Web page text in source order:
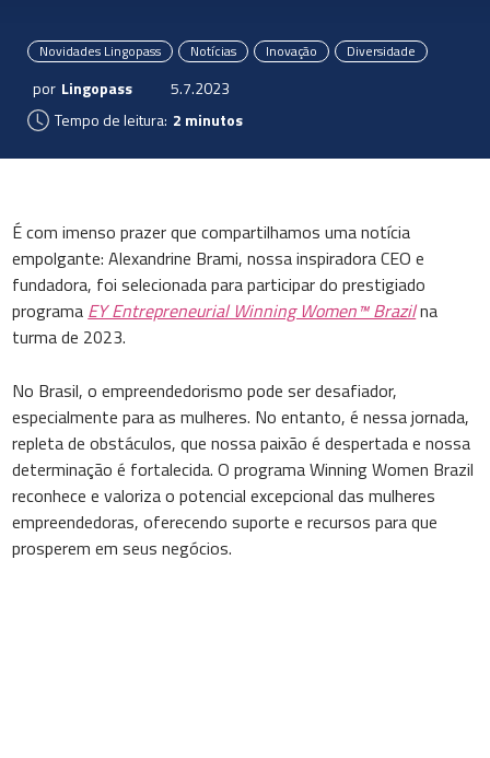
Novidades Lingopass Notícias Inovação Diversidade
por Lingopass
5.7.2023
Tempo de leitura: 2 minutos
É com imenso prazer que compartilhamos uma notícia
empolgante: Alexandrine Brami, nossa inspiradora CEO e
fundadora, foi selecionada para participar do prestigiado
programa EY Entrepreneurial Winning Women™ Brazilna
turma de 2023.
No Brasil, o empreendedorismo pode ser desafiador,
especialmente para as mulheres. No entanto, é nessa jornada,
repleta de obstáculos, que nossa paixão é despertada e nossa
determinação é fortalecida. O programa Winning Women Brazil
reconhece e valoriza o potencial excepcional das mulheres
empreendedoras, oferecendo suporte e recursos para que
prosperem em seus negócios.